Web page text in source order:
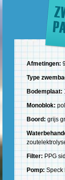
Afmetingen:
Type
Bodemplaat:
Monoblok:
Boord: grijs
Filter: PPG
Pomp: Speck